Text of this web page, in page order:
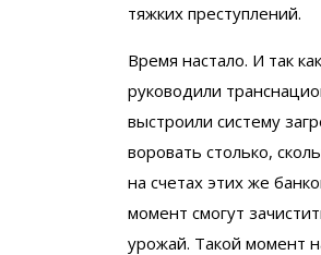
тяжких преступлений.
Время настало. И так
руководили
выстроили систему
воровать столько,
на счетах этих же
момент смогут
урожай. Такой момент